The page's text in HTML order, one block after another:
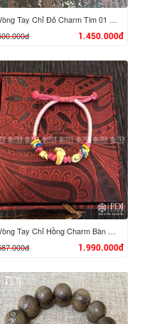
XEM CHI TIẾT
Vòng Tay Chỉ Đỏ Charm Tim 01 Vàng 24K
1.450.000đ
Vòng Tay Chỉ Hồng Charm Bàn Chân Phật, Nén Vàng 24K
1.990.000đ